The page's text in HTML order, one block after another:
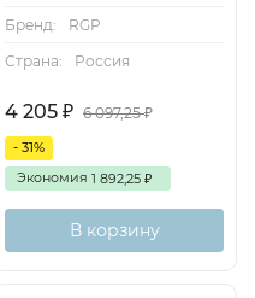
Бренд:
RGP
Страна:
Россия
4 205 ₽ 6 097,25₽
- 31%
Экономия 1 892,25 ₽
В корзину